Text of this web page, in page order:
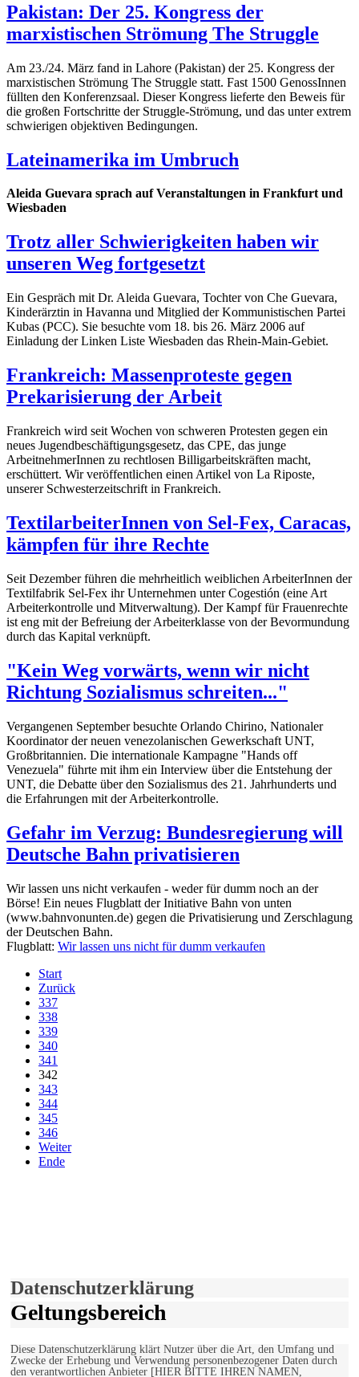
Pakistan: Der 25. Kongress der
marxistischen Strömung The Struggle
Am 23./24. März fand in Lahore (Pakistan) der 25. Kongress der
marxistischen Strömung The Struggle statt. Fast 1500 GenossInnen
füllten den Konferenzsaal. Dieser Kongress lieferte den Beweis für
die großen Fortschritte der Struggle-Strömung, und das unter extrem
schwierigen objektiven Bedingungen.
Lateinamerika im Umbruch
Aleida Guevara sprach auf Veranstaltungen in Frankfurt und
Wiesbaden
Trotz aller Schwierigkeiten haben wir
unseren Weg fortgesetzt
Ein Gespräch mit Dr. Aleida Guevara, Tochter von Che Guevara,
Kinderärztin in Havanna und Mitglied der Kommunistischen Partei
Kubas (PCC). Sie besuchte vom 18. bis 26. März 2006 auf
Einladung der Linken Liste Wiesbaden das Rhein-Main-Gebiet.
Frankreich: Massenproteste gegen
Prekarisierung der Arbeit
Frankreich wird seit Wochen von schweren Protesten gegen ein
neues Jugendbeschäftigungsgesetz, das CPE, das junge
ArbeitnehmerInnen zu rechtlosen Billigarbeitskräften macht,
erschüttert. Wir veröffentlichen einen Artikel von La Riposte,
unserer Schwesterzeitschrift in Frankreich.
TextilarbeiterInnen von Sel-Fex, Caracas,
kämpfen für ihre Rechte
Seit Dezember führen die mehrheitlich weiblichen ArbeiterInnen der
Textilfabrik Sel-Fex ihr Unternehmen unter Cogestión (eine Art
Arbeiterkontrolle und Mitverwaltung). Der Kampf für Frauenrechte
ist eng mit der Befreiung der Arbeiterklasse von der Bevormundung
durch das Kapital verknüpft.
"Kein Weg vorwärts, wenn wir nicht
Richtung Sozialismus schreiten..."
Vergangenen September besuchte Orlando Chirino, Nationaler
Koordinator der neuen venezolanischen Gewerkschaft UNT,
Großbritannien. Die internationale Kampagne "Hands off
Venezuela" führte mit ihm ein Interview über die Entstehung der
UNT, die Debatte über den Sozialismus des 21. Jahrhunderts und
die Erfahrungen mit der Arbeiterkontrolle.
Gefahr im Verzug: Bundesregierung will
Deutsche Bahn privatisieren
Wir lassen uns nicht verkaufen - weder für dumm noch an der
Börse! Ein neues Flugblatt der Initiative Bahn von unten
(www.bahnvonunten.de) gegen die Privatisierung und Zerschlagung
der Deutschen Bahn.
Flugblatt: Wir lassen uns nicht für dumm verkaufen
Start
Zurück
337
338
339
340
341
342
343
344
345
346
Weiter
Ende
Datenschutzerklärung
Geltungsbereich
Diese Datenschutzerklärung klärt Nutzer über die Art, den Umfang und
Zwecke der Erhebung und Verwendung personenbezogener Daten durch
den verantwortlichen Anbieter [HIER BITTE IHREN NAMEN,